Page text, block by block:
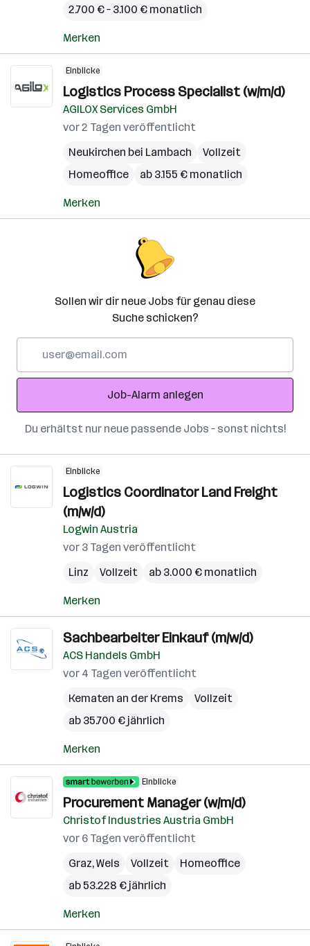
2.700 € – 3.100 € monatlich
Merken
Einblicke
Logistics Process Specialist (w/m/d)
AGILOX Services GmbH
vor 2 Tagen veröffentlicht
Neukirchen bei Lambach
Vollzeit
Homeoffice
ab 3.155 € monatlich
Merken
Sollen wir dir neue Jobs für genau diese
Suche schicken?
Adresse
Job-Alarm anlegen
Du erhältst nur neue passende Jobs – sonst nichts!
Einblicke
Logistics Coordinator Land Freight
(m/w/d)
Logwin Austria
vor 3 Tagen veröffentlicht
Linz
Vollzeit ab 3.000 € monatlich
Merken
Sachbearbeiter Einkauf (m/w/d)
ACS Handels GmbH
vor 4 Tagen veröffentlicht
Kematen an der Krems
Vollzeit
ab 35.700 € jährlich
Merken
Einblicke
Procurement Manager (w/m/d)
Christof Industries Austria GmbH
vor 6 Tagen veröffentlicht
Graz,Wels Vollzeit
Homeoffice
ab 53.228 € jährlich
Merken